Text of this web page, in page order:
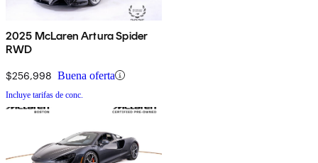
2025 McLaren Artura Spider
RWD
$256,998 Buena oferta
Incluye tarifas de conc.